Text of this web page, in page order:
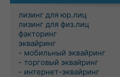
лизинг для юр.лиц
лизинг для физ.лиц
факторинг
эквайринг
- мобильный эквайринг
- торговый эквайринг
- интернет-эквайринг